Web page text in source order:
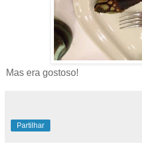
Mas era gostoso!
Partilhar